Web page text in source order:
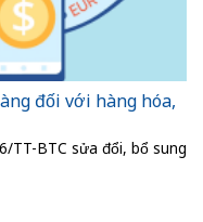
đối với hàng hóa,
BTC sửa đổi, bổ sung